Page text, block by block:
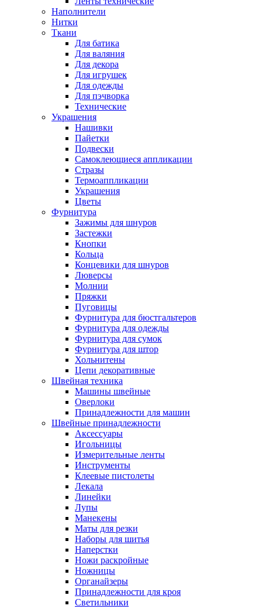
Наполнители
Нитки
Ткани
Для батика
Для валяния
Для декора
Для игрушек
Для одежды
Для пэчворка
Технические
Украшения
Нашивки
Пайетки
Подвески
Самоклеющиеся аппликации
Стразы
Термоаппликации
Украшения
Цветы
Фурнитура
Зажимы для шнуров
Застежки
Кнопки
Кольца
Концевики для шнуров
Люверсы
Молнии
Пряжки
Пуговицы
Фурнитура для бюстгальтеров
Фурнитура для одежды
Фурнитура для сумок
Фурнитура для штор
Хольнитены
Цепи декоративные
Швейная техника
Машины швейные
Оверлоки
Принадлежности для машин
Швейные принадлежности
Аксессуары
Игольницы
Измерительные ленты
Инструменты
Клеевые пистолеты
Лекала
Линейки
Лупы
Манекены
Маты для резки
Наборы для шитья
Наперстки
Ножи раскройные
Ножницы
Органайзеры
Принадлежности для кроя
Светильники